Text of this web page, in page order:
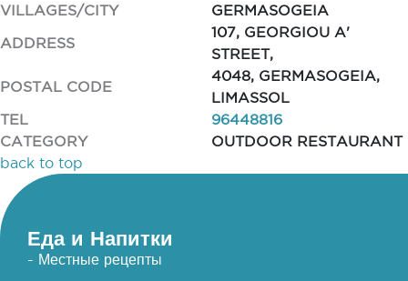
VILLAGES/CITY
GERMASOGEIA
ADDRESS
107, GEORGIOU A'
STREET,
POSTAL CODE
4048, GERMASOGEIA,
LIMASSOL
TEL
96448816
CATEGORY
OUTDOOR RESTAURANT
back to top
Еда и Напитки
- Местные рецепты